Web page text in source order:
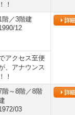
！
階／3階建
12
アクセス至便
、アナウンス
！
階～8階／8階
03